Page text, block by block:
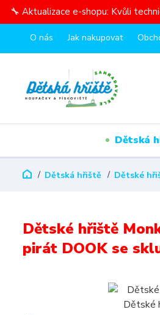
🔧 Aktualizace e-shopu: Kvůli
O nás Jak nakupovat
Dětská
Dětská hřiště Dětské
Dětské hřiště
pirát DOOK se